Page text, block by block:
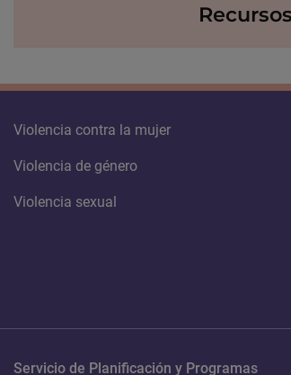
Violencia contra la mujer
Violencia de género
Violencia sexual
Servicio de Planificación y Programas